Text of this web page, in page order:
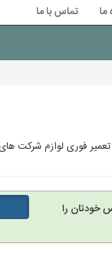
ما تماس با ما
فوری لوازم شرکت
خودتان را